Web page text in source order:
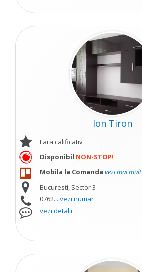
Ion Tiron
Fara calificativ
Disponibil NON-STOP!
Mobila la Comanda vezi mai mult
Bucuresti, Sector 3
0762... vezi numar
vezi detalii